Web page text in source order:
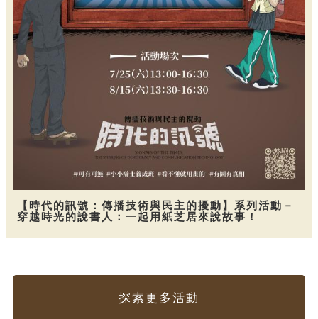
【時代的訊號：傳播技術與民主的擾動】系列活動－
穿越時光的說書人：一起用紙芝居來說故事！
探索更多活動